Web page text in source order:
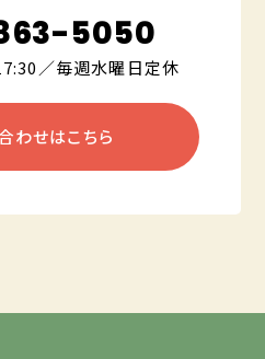
5050
／毎週水曜日定休
わせはこちら